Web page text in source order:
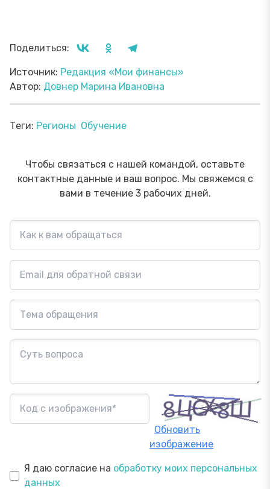
Поделиться:
Источник: Редакция «Мои финансы»
Автор: Довнер Марина Ивановна
Теги: Регионы Обучение
Чтобы связаться с нашей командой, оставьте
контактные данные и ваш вопрос. Мы свяжемся с
вами в течение 3 рабочих дней.
Обновить
изображение
Я даю согласие на обработку моих персональных
данных